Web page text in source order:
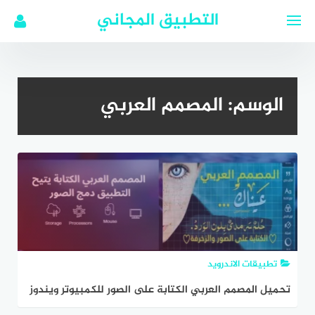
التطبيق المجاني
الوسم:المصمم العربي
تطبيقات الاندرويد
تحميل المصمم العربي الكتابة على الصور للكمبيوتر ويندوز